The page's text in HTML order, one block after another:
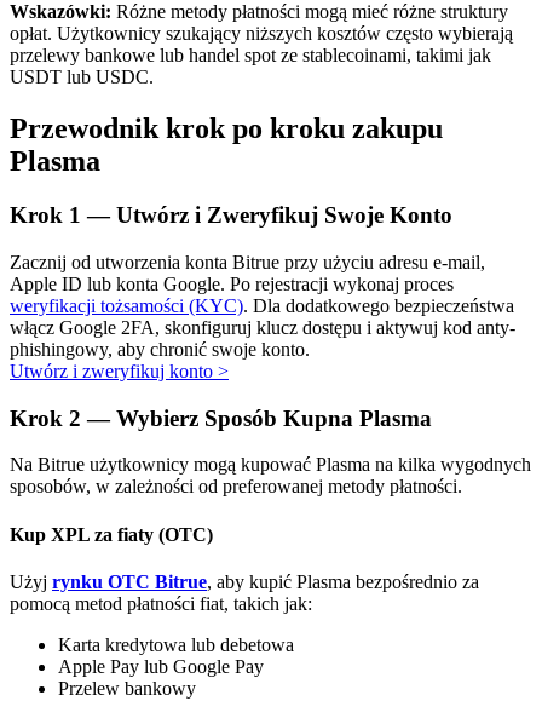
Automatyczna inwestycja
Naucz się stakingu
Dowiedz się, jak uzyskać dochód pasywny
Wskazówki: Różne metody płatności mogą mieć różne struktury
opłat. Użytkownicy szukający niższych kosztów często wybierają
przelewy bankowe lub handel spot ze stablecoinami, takimi jak
USDT lub USDC.
Przewodnik krok po kroku zakupu
Plasma
Krok 1 —Utwórz i Zweryfikuj Swoje Konto
Zacznij od utworzenia konta Bitrue przy użyciu adresu e-mail,
Apple ID lub konta Google. Po rejestracji wykonaj proces
weryfikacji tożsamości (KYC). Dla dodatkowego bezpieczeństwa
włącz Google 2FA, skonfiguruj klucz dostępu i aktywuj kod anty-
phishingowy, aby chronić swoje konto.
Utwórz i zweryfikuj konto >
Krok 2 — Wybierz Sposób Kupna Plasma
Na Bitrue użytkownicy mogą kupować Plasma na kilka wygodnych
sposobów, w zależności od preferowanej metody płatności.
Kup XPL za fiaty (OTC)
Użyj rynku OTC Bitrue, aby kupić Plasma bezpośrednio za
pomocą metod płatności fiat, takich jak:
Karta kredytowa lub debetowa
Apple Pay lub Google Pay
Przelew bankowy